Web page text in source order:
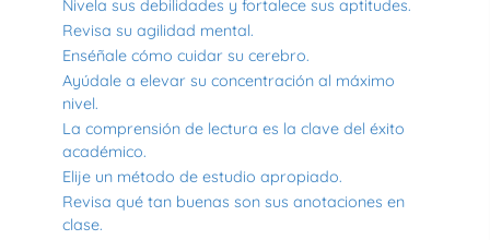
Nivela sus debilidades y fortalece sus aptitudes.
Revisa su agilidad mental.
Enséñale cómo cuidar su cerebro.
Ayúdale a elevar su concentración al máximo
nivel.
La comprensión de lectura es la clave del éxito
académico.
Elije un método de estudio apropiado.
Revisa qué tan buenas son sus anotaciones en
clase.